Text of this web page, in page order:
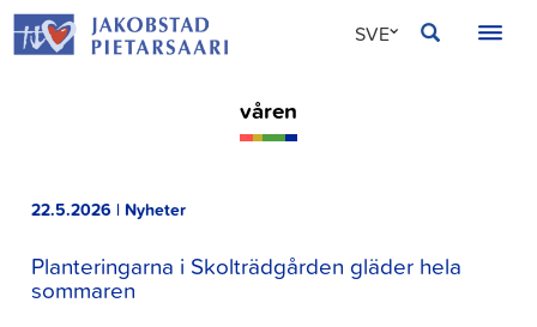
Hoppa
till
SVE
våren
22.5.2026 | Nyheter
Planteringarna i Skolträdgården gläder hela
sommaren